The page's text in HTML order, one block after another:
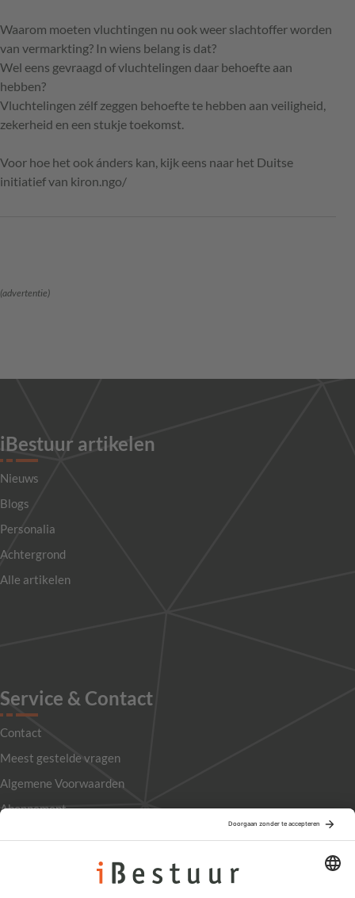
Waarom moeten vluchtingen nu ook weer slachtoffer worden
van vermarkting? In wiens belang is dat?
Wel eens gevraagd of vluchtelingen daar behoefte aan
hebben?
Vluchtelingen zélf zeggen behoefte te hebben aan veiligheid,
zekerheid en een stukje toekomst.
Voor hoe het ook ánders kan, kijk eens naar het Duitse
initiatief van kiron.ngo/
(advertentie)
iBestuur artikelen
Nieuws
Blogs
Personalia
Achtergrond
Alle artikelen
Service & Contact
Contact
Meest gestelde vragen
Algemene Voorwaarden
Abonnement